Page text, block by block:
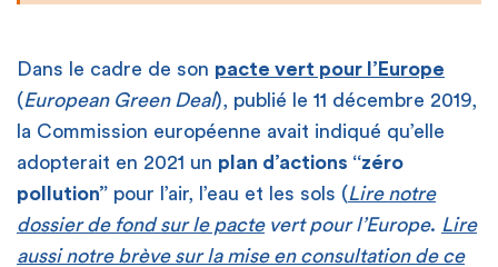
Dans le cadre de son pacte vert pour l’Europe
(European Green Deal), publié le 11 décembre 2019,
la Commission européenne avait indiqué qu’elle
adopterait en 2021 un plan d’actions “zéro
pollution” pour l’air, l’eau et les sols (Lire notre
dossier de fond sur le pactevert pour l’Europe. Lire
aussi notre brève sur la mise en consultation de ce